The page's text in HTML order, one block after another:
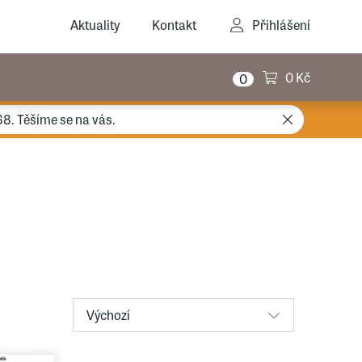
Aktuality Kontakt Přihlášení
0 0 Kč
Těšíme se na vás.
Výchozí